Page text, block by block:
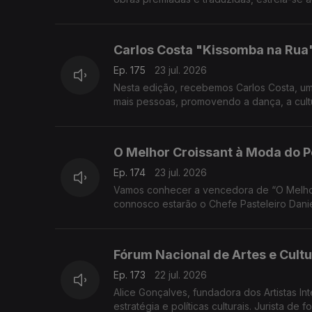
Carlos Costa "Kissomba na
Ep. 175
23 jul. 2026
Nesta edição, recebemos Carlos Costa,
mais pessoas, promovendo a dança, a
O Melhor Croissant à Moda do
Ep. 174
23 jul. 2026
Vamos conhecer a vencedora de “O
connosco estarão o Chefe Pasteleiro
Fórum Nacional de Artes e
Ep. 173
22 jul. 2026
Alice Gonçalves, fundadora dos Artistas
estratégia e políticas culturais. Jurista de